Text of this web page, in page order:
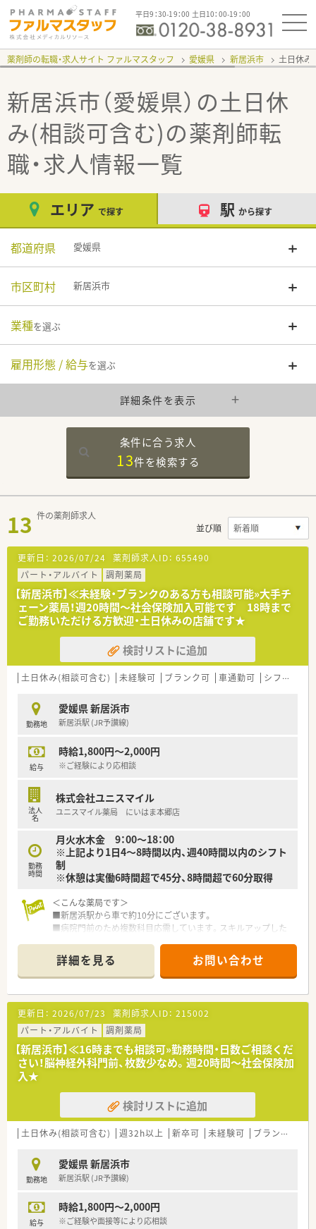
平日9：30-19：00 土日10：00-19：00
薬剤師の転職・求人サイト ファルマスタッフ 愛媛県 新居浜市 土日休
新居浜市（愛媛県）の土日休
み(相談可含む)の薬剤師転
職・求人情報一覧
エリア で探す 駅 から探す
都道府県 愛媛県
市区町村 新居浜市
業種を選ぶ
雇用形態 / 給与を選ぶ
詳細条件を表示
条件に合う求人
13件を検索する
13 件の薬剤師求人
並び順
更新日： 2026/07/24 薬剤師求人ID： 655490
パート・アルバイト
調剤薬局
【新居浜市】≪未経験・ブランクのある方も相談可能»大手チ
ェーン薬局！週20時間～社会保険加入可能です 18時まで
ご勤務いただける方歓迎・土日休みの店舗です★
検討リストに追加
土日休み(相談可含む) 未経験可 ブランク可 車通勤可 シフト制
勤務地
愛媛県 新居浜市
新居浜駅 (JR予讃線)
給与
時給1,800円～2,000円
※ご経験により応相談
法人
名
株式会社ユニスマイル
ユニスマイル薬局 にいはま本郷店
勤務
時間
月火水木金 9：00～18：00
※上記より1日4～8時間以内、週40時間以内のシフト
制
※休憩は実働6時間超で45分、8時間超で60分取得
＜こんな薬局です＞
■新居浜駅から車で約10分にございます。
■病院門前のため複数科目応需しています。スキルアップした
＜業務内容＞
■調剤・監査・投薬・薬歴管理等、薬剤師業務全般
■処方箋枚数：40枚/日
＜法人概要＞
■株式会社ファーコスと株式会社ミックが合併して新たに設立
された調剤薬局チェーンです。
■設立は2022年4月、スズケングループにおける全国規模の調剤
薬局チェーンとなります。
た経営基盤から成長スピードを加速させていきます。
■コーポレートメッセージは「あなたに今、わたしができるこ
と」
■最新機器の導入やメディカルリスクコントローラー制度を導
詳細を見る お問い合わせ
更新日： 2026/07/23 薬剤師求人ID： 215002
パート・アルバイト
調剤薬局
【新居浜市】≪16時までも相談可»勤務時間・日数ご相談くだ
さい！脳神経外科門前、枚数少なめ。週20時間～社会保険加
入★
検討リストに追加
土日休み(相談可含む) 週32h以上 新卒可 未経験可 ブランク可
勤務地
愛媛県 新居浜市
新居浜駅 (JR予讃線)
給与
時給1,800円～2,000円
※ご経験や面接等により応相談